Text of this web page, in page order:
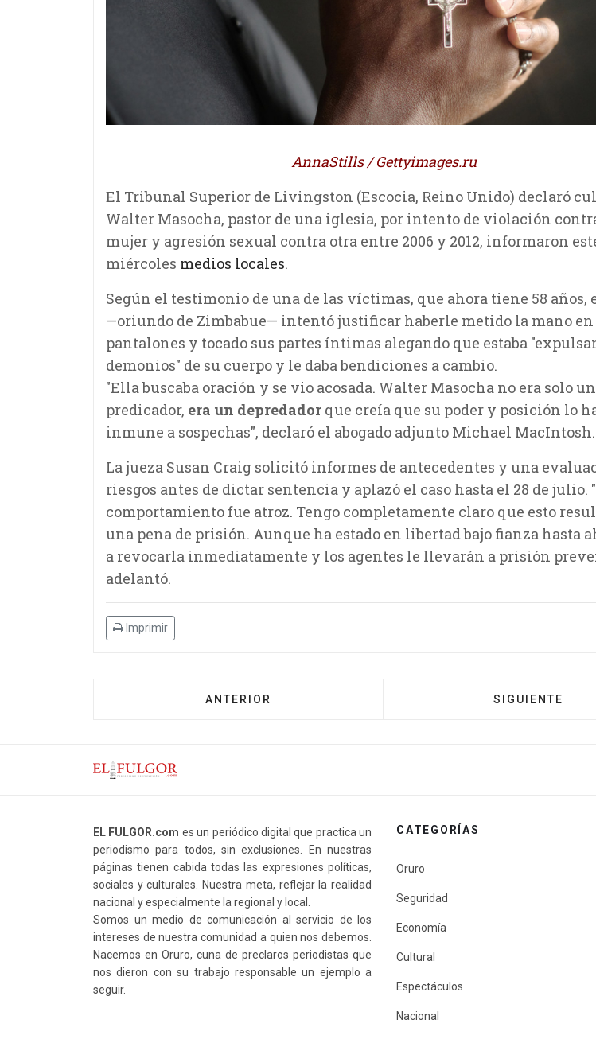
AnnaStills/ Gettyimages.ru
El Tribunal Superior de Livingston (Escocia, Reino Unido) declaró
Walter Masocha, pastor de una iglesia, por intento de violación
mujer y agresión sexual contra otra entre 2006 y 2012, informaron
miércoles medios locales.
Según el testimonio de una de las víctimas, que ahora tiene 58 años,
—oriundo de Zimbabue— intentó justificar haberle metido la mano en
pantalones y tocado sus partes íntimas alegando que estaba
demonios" de su cuerpo y le daba bendiciones a cambio.
"Ella buscaba oración y se vio acosada. Walter Masocha no era solo
predicador, era un depredador que creía que su poder y posición lo
inmune a sospechas", declaró el abogado adjunto Michael MacIntosh.
La jueza Susan Craig solicitó informes de antecedentes y una
riesgos antes de dictar sentencia y aplazó el caso hasta el 28 de julio.
comportamiento fue atroz. Tengo completamente claro que esto
una pena de prisión. Aunque ha estado en libertad bajo fianza hasta
a revocarla inmediatamente y los agentes le llevarán a prisión
adelantó.
Imprimir
ANTERIOR SIGUIENTE
EL FULGOR.com es un periódico digital que practica un
periodismo para todos, sin exclusiones. En nuestras
páginas tienen cabida todas las expresiones políticas,
sociales y culturales. Nuestra meta, reflejar la realidad
nacional y especialmente la regional y local.
Somos un medio de comunicación al servicio de los
intereses de nuestra comunidad a quien nos debemos.
Nacemos en Oruro, cuna de preclaros periodistas que
nos dieron con su trabajo responsable un ejemplo a
seguir.
CATEGORÍAS
Oruro
Seguridad
Economía
Cultural
Espectáculos
Nacional